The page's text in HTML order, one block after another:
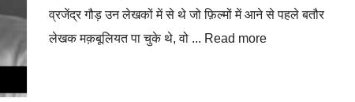
व्रजेंद्र गौड़ उन लेखकों में से थे जो फ़िल्मों में आने से पहले बतौर
लेखक मक़बूलियत पा चुके थे, वो ... Read more